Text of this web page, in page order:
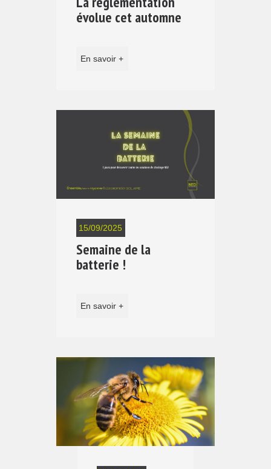
évolue cet automne
En savoir +
15/09/2025
Semaine de la
batterie !
En savoir +